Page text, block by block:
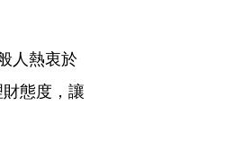
人熱衷於
態度，讓